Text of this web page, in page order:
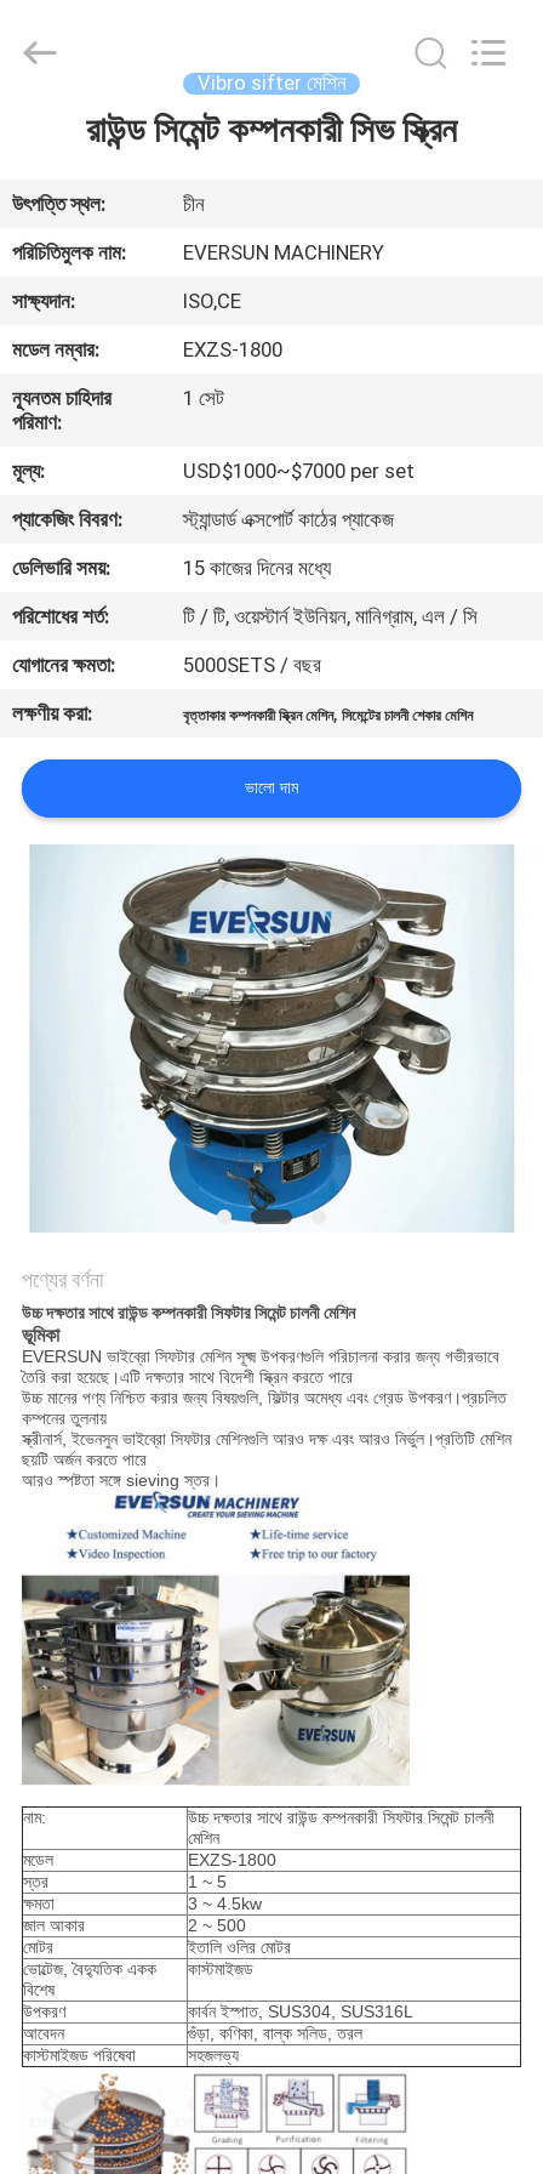
পণ্য
VR
আমাদের
কারখানা
ভ্রমণ
মান
নিয়ন্ত্রণ
যোগাযোগ
করুন
Vibro sifter মেশিন
রাউন্ড সিমেন্ট কম্পনকারী সিভ স্ক্রিন
উৎপত্তি স্থল:
চীন
পরিচিতিমুলক নাম:
EVERSUN MACHINERY
সাক্ষ্যদান:
ISO,CE
মডেল নম্বার:
EXZS-1800
ন্যূনতম চাহিদার
পরিমাণ:
1 সেট
মূল্য:
USD$1000~$7000 per set
প্যাকেজিং বিবরণ:
স্ট্যান্ডার্ড এক্সপোর্ট কাঠের প্যাকেজ
ডেলিভারি সময়:
15 কাজের দিনের মধ্যে
পরিশোধের শর্ত:
টি / টি, ওয়েস্টার্ন ইউনিয়ন, মানিগ্রাম, এল / সি
যোগানের ক্ষমতা:
5000SETS / বছর
লক্ষণীয় করা:
বৃত্তাকার কম্পনকারী স্ক্রিন মেশিন,সিমেন্টের চালনী শেকার মেশিন
ভালো দাম
পণ্যের বর্ণনা
উচ্চ দক্ষতার সাথে রাউন্ড কম্পনকারী সিফটার সিমেন্ট চালনী মেশিন
ভূমিকা
EVERSUN ভাইব্রো সিফটার মেশিন সূক্ষ্ম উপকরণগুলি পরিচালনা করার জন্য গভীরভাবে
তৈরি করা হয়েছে।এটি দক্ষতার সাথে বিদেশী স্ক্রিন করতে পারে
উচ্চ মানের পণ্য নিশ্চিত করার জন্য বিষয়গুলি, ফিল্টার অমেধ্য এবং গ্রেড উপকরণ।প্রচলিত
কম্পনের তুলনায়
স্ক্রীনার্স, ইভেনসুন ভাইব্রো সিফটার মেশিনগুলি আরও দক্ষ এবং আরও নির্ভুল।প্রতিটি মেশিন
ছয়টি অর্জন করতে পারে
আরও স্পষ্টতা সঙ্গে sieving স্তর।
নাম:
উচ্চ দক্ষতার সাথে রাউন্ড কম্পনকারী সিফটার সিমেন্ট চালনী
মেশিন
মডেল
EXZS-1800
স্তর
1 ~ 5
ক্ষমতা
3 ~ 4.5kw
জাল আকার
2 ~ 500
মোটর
ইতালি ওলির মোটর
ভোল্টেজ, বৈদ্যুতিক একক
বিশেষ
কাস্টমাইজড
উপকরণ
কার্বন ইস্পাত, SUS304, SUS316L
আবেদন
গুঁড়া, কণিকা, বাল্ক সলিড, তরল
কাস্টমাইজড পরিষেবা
সহজলভ্য